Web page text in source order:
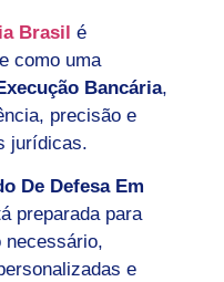
Brasil é
como uma
Bancária,
precisão e
jurídicas.
De Defesa Em
preparada para
necessário,
e